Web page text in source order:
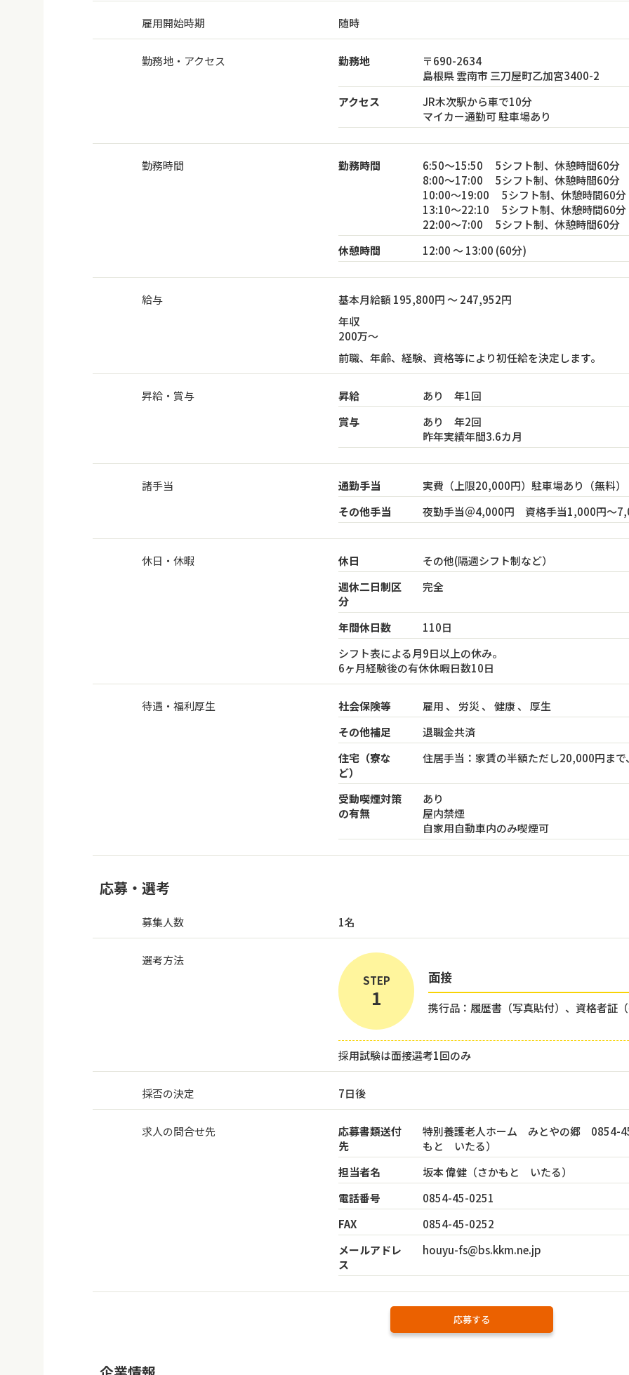
雇用開始時期 随時
勤務地・アクセス 勤務地
〒690-2634
島根県 雲南市 三刀屋町乙加宮3400-2
アクセス
JR木次駅から車で10分
マイカー通勤可 駐車場あり
勤務時間 勤務時間
6:50～15:50 5シフト制、休憩時間60分
8:00～17:00 5シフト制、休憩時間60分
10:00～19:00 5シフト制、休憩時間60分
13:10～22:10 5シフト制、休憩時間60分
22:00～7:00 5シフト制、休憩時間60分
休憩時間
12:00 ～ 13:00 (60分)
給与
基本月給額 195,800円 ～ 247,952円
年収
200万～
前職、年齢、経験、資格等により初任給を決定します。
昇給・賞与 昇給
あり 年1回
賞与
あり 年2回
昨年実績年間3.6カ月
諸手当 通勤手当
実費（上限20,000円）駐車場あり（無料）
その他手当
夜勤手当＠4,000円 資格手当1,000円～
休日・休暇 休日
その他(隔週シフト制など）
週休二日制区
分
完全
年間休日数
110日
シフト表による月9日以上の休み。
6ヶ月経験後の有休休暇日数10日
待遇・福利厚生 社会保険等
雇用 、 労災 、 健康 、 厚生
その他補足
退職金共済
住宅（寮な
ど）
住居手当：家賃の半額ただし20,000円まで
受動喫煙対策
の有無
あり
屋内禁煙
自家用自動車内のみ喫煙可
応募・選考
募集人数 1名
選考方法
STEP
面接
携行品：履歴書（写真貼付）、資格者証
採用試験は面接選考1回のみ
採否の決定 7日後
求人の問合せ先
応募書類送付
先
特別養護老人ホーム みとやの郷 0854-
もと いたる）
担当者名
坂本 偉健（さかもと いたる）
電話番号
0854-45-0251
FAX
0854-45-0252
メールアドレ
ス
houyu-fs@bs.kkm.ne.jp
応募する